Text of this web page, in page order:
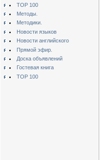
TOP 100
Методы.
Методики.
Новости языков
Новости английского
Прямой эфир.
Доска объявлений
Гостевая книга
TOP 100